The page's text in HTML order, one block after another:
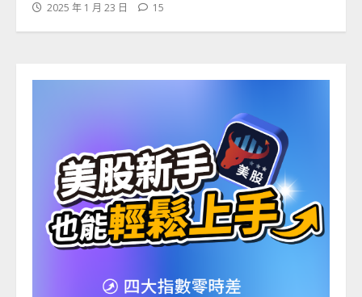
2025 年 1 月 23 日 15